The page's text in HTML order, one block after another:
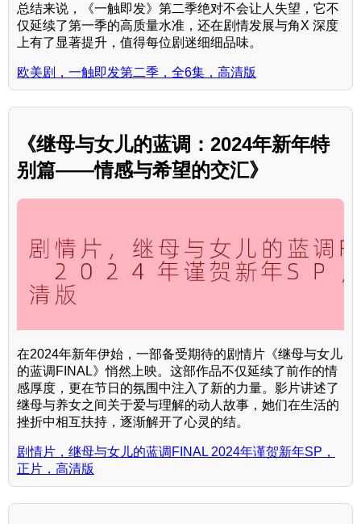
总结来说，《一触即发》第二季绝对不会让人失望，它不
仅延续了第一季的高质量水准，还在剧情发展与角X 深度
上有了显著提升，值得每位剧迷细细品味。
欧美剧，一触即发第二季，全6集，高清版
《继母与女儿的蓝调：2024年新年特
别篇——情感与希望的交汇》
在2024年新年伊始，一部备受期待的剧情片《继母与女儿
的蓝调FINAL》悄然上映。这部作品不仅延续了前作的情
感厚度，更在节日的氛围中注入了新的力量。影片讲述了
继母与养女之间关于爱与理解的动人故事，她们在生活的
挫折中相互扶持，逐渐解开了心灵的结。
剧情片，继母与女儿的蓝调FINAL 2024年谨贺新年SP，
正片，高清版